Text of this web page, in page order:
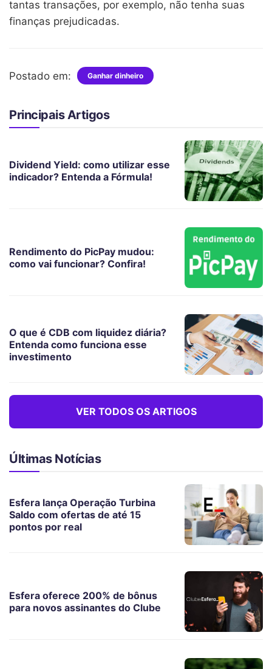
tantas transações, por exemplo, não tenha suas
finanças prejudicadas.
Postado em: Ganhar dinheiro
Principais Artigos
Dividend Yield: como utilizar esse
indicador? Entenda a Fórmula!
Rendimento do PicPay mudou:
como vai funcionar? Confira!
O que é CDB com liquidez diária?
Entenda como funciona esse
investimento
VER TODOS OS ARTIGOS
Últimas Notícias
Esfera lança Operação Turbina
Saldo com ofertas de até 15
pontos por real
Esfera oferece 200% de bônus
para novos assinantes do Clube